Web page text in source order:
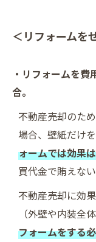
＜リフォームを
・リフォームを
合。
不動産売却のた
場合、壁紙だけ
ォームでは効果
買代金で賄えな
不動産売却に効
（外壁や内装全
フォームをする